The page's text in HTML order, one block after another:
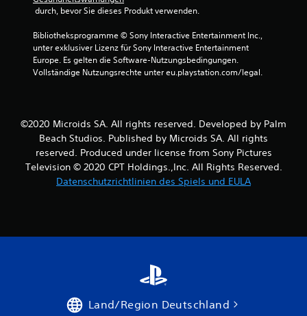
durch, bevor Sie dieses Produkt verwenden.
Bibliotheksprogramme © Sony Interactive Entertainment Inc.,
unter exklusiver Lizenz für Sony Interactive Entertainment
Europe. Es gelten die Software-Nutzungsbedingungen.
Vollständige Nutzungsrechte unter eu.playstation.com/legal.
©2020 Microids SA. All rights reserved. Developed by Palm
Beach Studios. Published by Microids SA. All rights
reserved. Produced under license from Sony Pictures
Television © 2020 CPT Holdings.,Inc. All Rights Reserved.
Datenschutzrichtlinien des Spiels und EULA
Land/Region Deutschland